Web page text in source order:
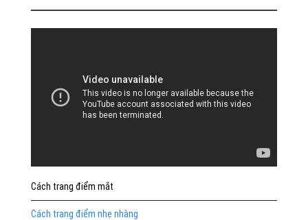
Cách trang điểm mắt
Cách trang điểm nhẹ nhàng